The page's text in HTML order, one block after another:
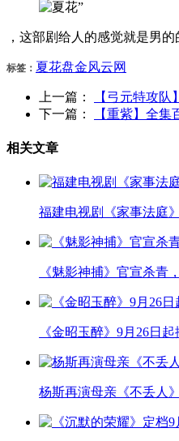
，这部剧给人的感觉就是男
标签： 夏花盘金风云网
上一篇：
【弓元特攻
下一篇：
【重紫】全集
相关文章
福建电视剧《家事法庭
《魅影神捕》官宣杀青
《金昭玉醉》9月26日
杨斯再演母亲《不丢人